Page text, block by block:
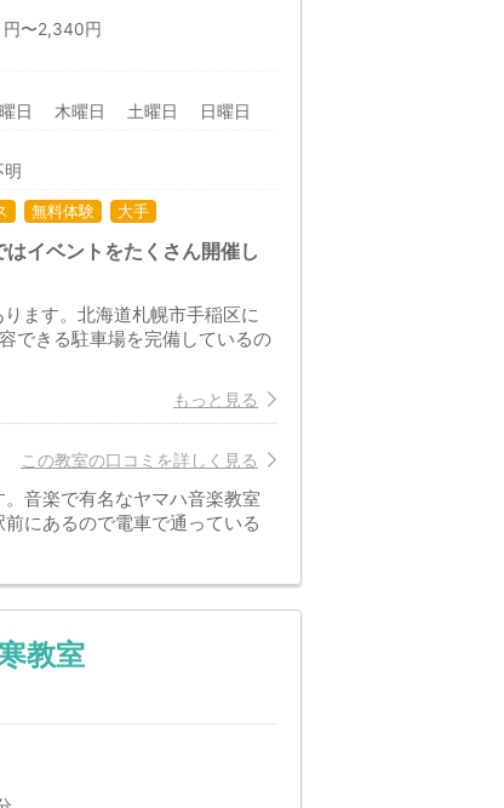
〜2,340円
日 木曜日 土曜日 日曜日
無料体験 大手
イベントをたくさん開催し
ます。北海道札幌市手稲区に
できる駐車場を完備しているの
もっと見る
この教室の口コミを詳しく見る
音楽で有名なヤマハ音楽教室
にあるので電車で通っている
教室